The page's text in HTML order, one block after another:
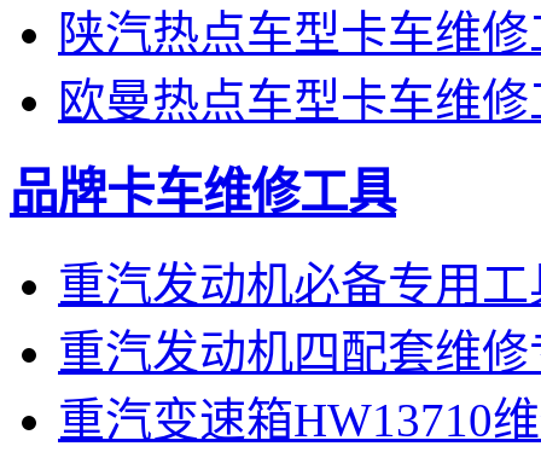
陕汽热点车型卡车维
欧曼热点车型卡车维
品牌卡车维修工具
重汽发动机必备专用
重汽发动机四配套维
重汽变速箱HW13710